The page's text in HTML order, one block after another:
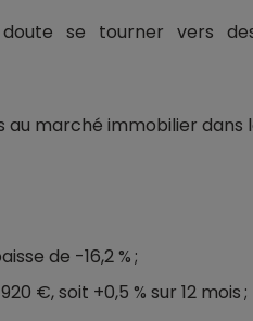
se tourner vers
marché immobilier dans
de -16,2 % ;
€, soit +0,5 % sur 12 mois ;